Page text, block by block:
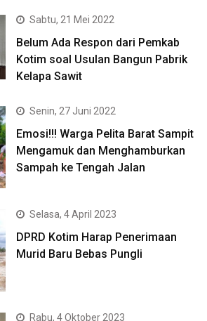
Sabtu, 21 Mei 2022
Belum Ada Respon dari Pemkab
Kotim soal Usulan Bangun Pabrik
Kelapa Sawit
Senin, 27 Juni 2022
Emosi!!! Warga Pelita Barat Sampit
Mengamuk dan Menghamburkan
Sampah ke Tengah Jalan
Selasa, 4 April 2023
DPRD Kotim Harap Penerimaan
Murid Baru Bebas Pungli
Rabu, 4 Oktober 2023